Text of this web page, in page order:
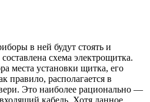
в ней будут стоять и
схема электрощитка.
места установки щитка, его
правило, располагается в
Это наиболее рационально —
кабель. Хотя данное